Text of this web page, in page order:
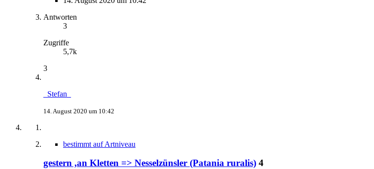
Antworten
3
Zugriffe
5,7k
3
_Stefan_
14. August 2020 um 10:42
bestimmt auf Artniveau
gestern ,an Kletten => Nesselzünsler (Patania ruralis) 4